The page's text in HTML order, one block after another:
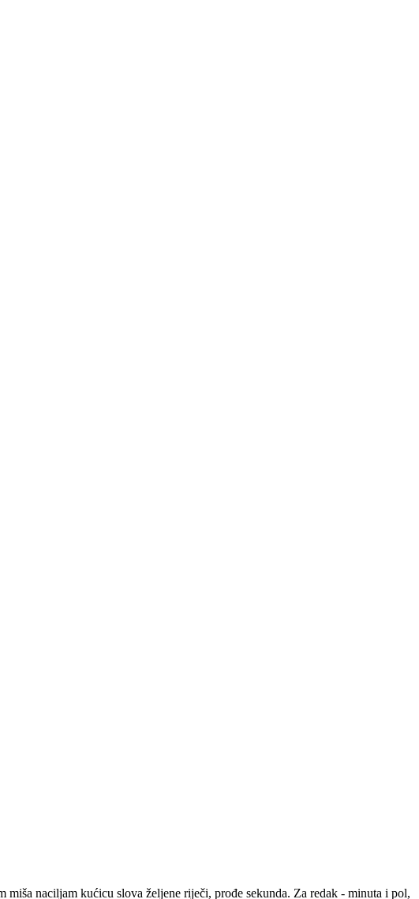
naciljam kućicu slova željene riječi, prođe sekunda. Za redak - minuta i pol,